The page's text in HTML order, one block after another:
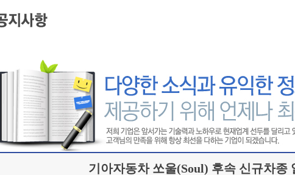
기아자동차 쏘울(Soul) 후속 신규차종